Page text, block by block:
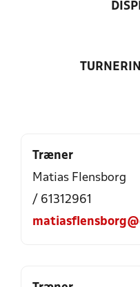
Træner
Matias Flensborg
/ 61312961